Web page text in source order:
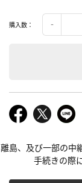
購入数：
離島、及び一部の中
手続きの際